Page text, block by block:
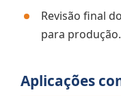
Revisão final
para produção.
Aplicações